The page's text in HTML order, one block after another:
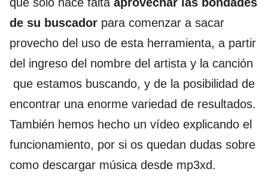
de su buscador para comenzar a sacar
provecho del uso de esta herramienta, a partir
del ingreso del nombre del artista y la canción
que estamos buscando, y de la posibilidad de
encontrar una enorme variedad de resultados.
También hemos hecho un vídeo explicando el
funcionamiento, por si os quedan dudas sobre
como descargar música desde mp3xd.